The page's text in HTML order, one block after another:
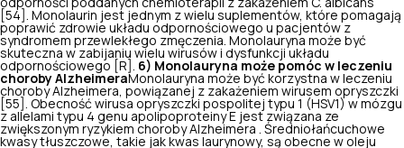
[54]. Monolaurin jest jednym z wielu suplementów, które pomagają
poprawić zdrowie układu odpornościowego u pacjentów z
syndromem przewlekłego zmęczenia. Monolauryna może być
skuteczna w zabijaniu wielu wirusów i dysfunkcji układu
odpornościowego [R]. 6) Monolauryna może pomóc w leczeniu
choroby Alzheimera​Monolauryna może być korzystna w leczeniu
choroby Alzheimera, powiązanej z zakażeniem wirusem opryszczki
[55]. Obecność wirusa opryszczki pospolitej typu 1 (HSV1) w mózgu
z allelami typu 4 genu apolipoproteiny E jest związana ze
zwiększonym ryzykiem choroby Alzheimera . Średniołańcuchowe
kwasy tłuszczowe, takie jak kwas laurynowy, są obecne w oleju